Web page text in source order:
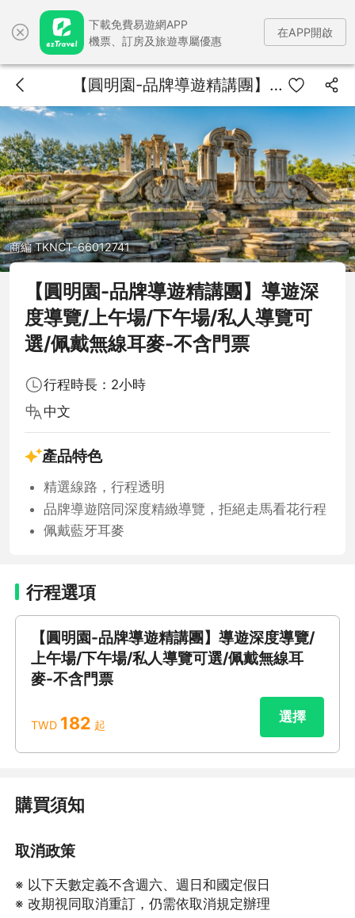
下載免費易遊網APP
機票、訂房及旅遊專屬優惠
在APP開啟
【圓明園-品牌導遊精講團】導遊深度導覽/上午場/下午場/私人導覽可選/佩戴無線耳麥-不含門票
商編 TKNCT-66012741
【圓明園-品牌導遊精講團】導遊深
度導覽/上午場/下午場/私人導覽可
選/佩戴無線耳麥-不含門票
行程時長：2小時
中文
產品特色
精選線路，行程透明
品牌導遊陪同深度精緻導覽，拒絕走馬看花行程
佩戴藍牙耳麥
行程選項
【圓明園-品牌導遊精講團】導遊深度導覽/
上午場/下午場/私人導覽可選/佩戴無線耳
麥-不含門票
TWD 182 起
選擇
購買須知
取消政策
※ 以下天數定義不含週六、週日和國定假日
※ 改期視同取消重訂，仍需依取消規定辦理